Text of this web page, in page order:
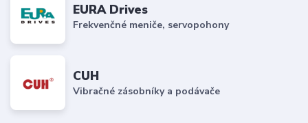
EURA Drives
Frekvenčné meniče, servopohony
CUH
Vibračné zásobníky a podávače